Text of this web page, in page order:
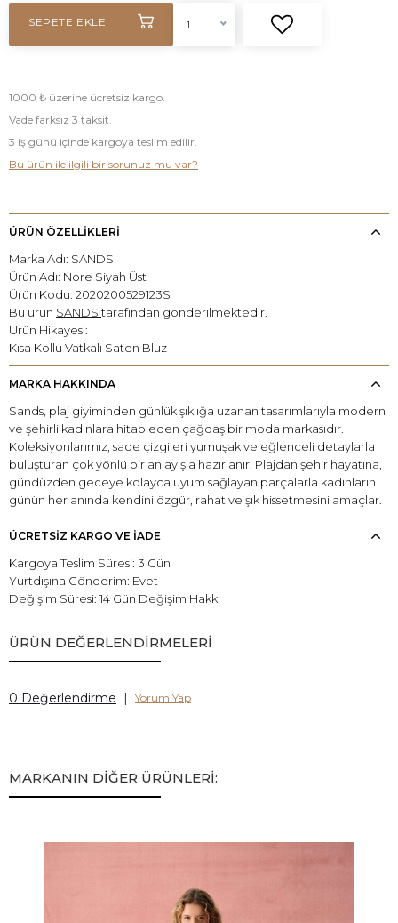
SEPETE EKLE 1
1000 ₺ üzerine ücretsiz kargo.
Vade farksız 3 taksit.
3 iş günü içinde kargoya teslim edilir.
Bu ürün ile ilgili bir sorunuz mu var?
ÜRÜN ÖZELLİKLERİ
Marka Adı: SANDS
Ürün Adı: Nore Siyah Üst
Ürün Kodu: 2020200529123S
Bu ürün SANDS tarafından gönderilmektedir.
Ürün Hikayesi:
Kısa Kollu Vatkalı Saten Bluz
MARKA HAKKINDA
Sands, plaj giyiminden günlük şıklığa uzanan tasarımlarıyla modern
ve şehirli kadınlara hitap eden çağdaş bir moda markasıdır.
Koleksiyonlarımız, sade çizgileri yumuşak ve eğlenceli detaylarla
buluşturan çok yönlü bir anlayışla hazırlanır. Plajdan şehir hayatına,
gündüzden geceye kolayca uyum sağlayan parçalarla kadınların
günün her anında kendini özgür, rahat ve şık hissetmesini amaçlar.
ÜCRETSİZ KARGO VE İADE
Kargoya Teslim Süresi: 3 Gün
Yurtdışına Gönderim: Evet
Değişim Süresi: 14 Gün Değişim Hakkı
ÜRÜN DEĞERLENDİRMELERİ
0 Değerlendirme | Yorum Yap
MARKANIN DİĞER ÜRÜNLERİ: